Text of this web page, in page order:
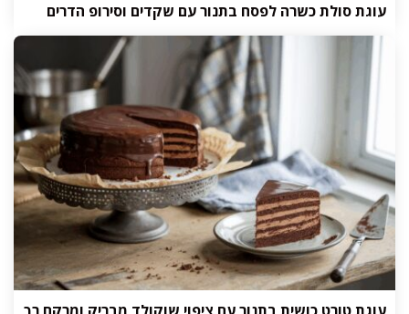
עוגת סולת כשרה לפסח בתנור עם שקדים וסירופ הדרים